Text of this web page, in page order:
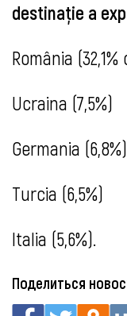
destinație a
România
Ucraina (7,5%)
Germania (6,8%)
Turcia (6,5%)
Italia (5,6%).
Поделиться